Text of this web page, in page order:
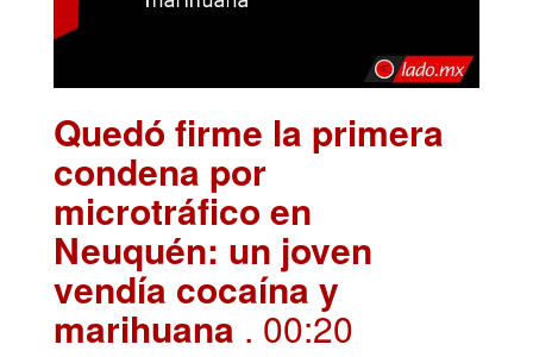
Quedó firme la primera
condena por
microtráfico en
Neuquén: un joven
vendía cocaína y
marihuana . 00:20